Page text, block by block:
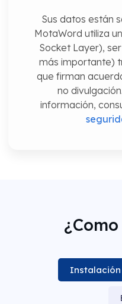
Sus datos están
MotaWord utiliza
Socket Layer),
más importante)
que firman
no
información,
Instalación